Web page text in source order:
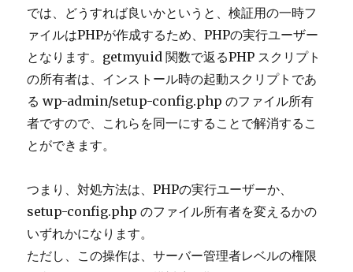
では、どうすれば良いかというと、検証用の一時フ
ァイルはPHPが作成するため、PHPの実行ユーザー
となります。getmyuid 関数で返るPHP スクリプト
の所有者は、インストール時の起動スクリプトであ
る wp-admin/setup-config.php のファイル所有
者ですので、これらを同一にすることで解消するこ
とができます。
つまり、対処方法は、PHPの実行ユーザーか、
setup-config.php のファイル所有者を変えるかの
いずれかになります。
ただし、この操作は、サーバー管理者レベルの権限